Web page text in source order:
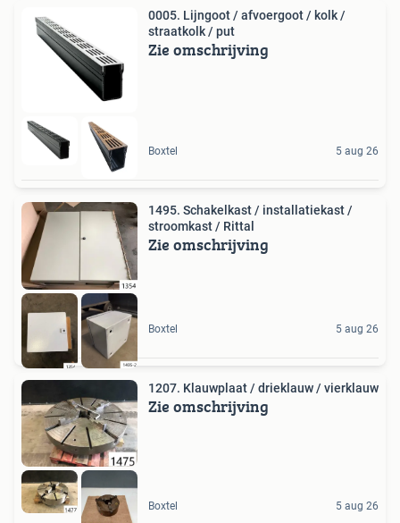
0005. Lijngoot / afvoergoot / kolk /
straatkolk / put
Zie omschrijving
Boxtel 5 aug 26
1495. Schakelkast / installatiekast /
stroomkast / Rittal
Zie omschrijving
Boxtel 5 aug 26
1207. Klauwplaat / drieklauw / vierklauw
Zie omschrijving
Boxtel 5 aug 26